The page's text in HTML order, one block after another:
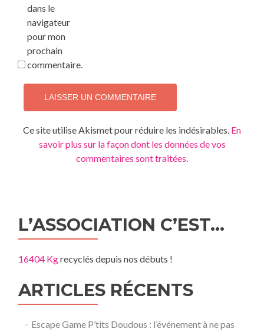
dans le
navigateur
pour mon
prochain
commentaire.
Ce site utilise Akismet pour réduire les indésirables. En
savoir plus sur la façon dont les données de vos
commentaires sont traitées.
L’ASSOCIATION C’EST…
16404 Kgrecyclés depuis nos débuts !
ARTICLES RÉCENTS
Escape Game P’tits Doudous : l’événement à ne pas